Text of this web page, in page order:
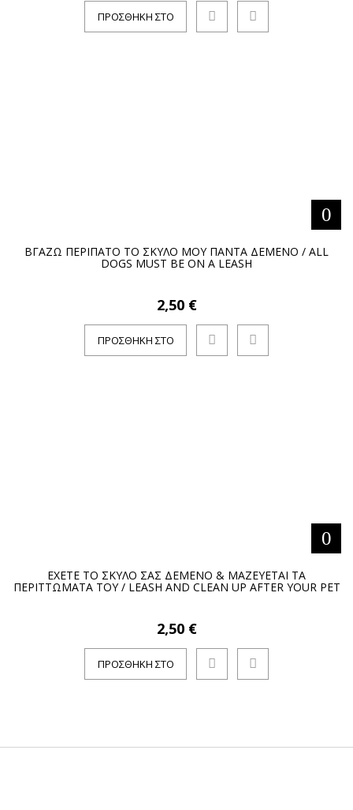
ΠΡΟΣΘΉΚΗ ΣΤΟ
ΒΓΑΖΩ ΠΕΡΙΠΑΤΟ ΤΟ ΣΚΥΛΟ ΜΟΥ ΠΑΝΤΑ ΔΕΜΕΝΟ / ALL
DOGS MUST BE ON A LEASH
2,50 €
ΠΡΟΣΘΉΚΗ ΣΤΟ
ΕΧΕΤΕ ΤΟ ΣΚΥΛΟ ΣΑΣ ΔΕΜΕΝΟ & ΜΑΖΕΥΕΤΑΙ ΤΑ
ΠΕΡΙΤΤΩΜΑΤΑ ΤΟΥ / LEASH AND CLEAN UP AFTER YOUR PET
2,50 €
ΠΡΟΣΘΉΚΗ ΣΤΟ